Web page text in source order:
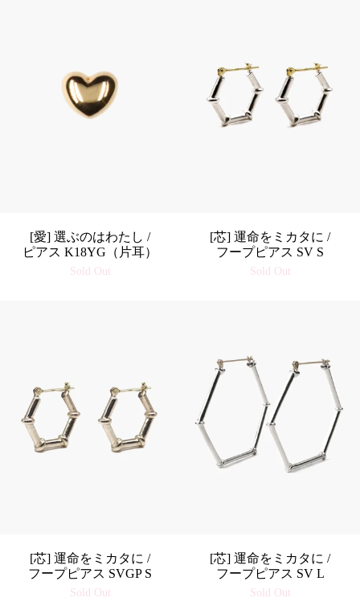
[愛] 選ぶのはわたし /
ピアス K18YG（片耳）
Sold Out
[芯] 運命をミカタに /
フープピアス SV S
Sold Out
[芯] 運命をミカタに /
フープピアス SVGP S
Sold Out
[芯] 運命をミカタに /
フープピアス SV L
Sold Out